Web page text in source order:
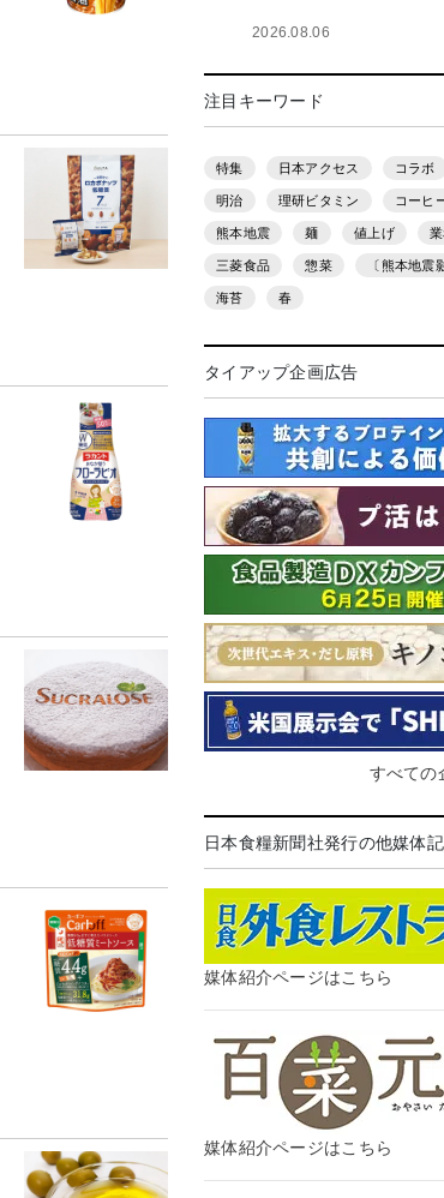
2026.08.06
注目キーワード
特集 日本アクセス コラボ
明治 理研ビタミン コーヒ
熊本地震 麺 値上げ
三菱食品 惣菜 〔熊本地震
海苔 春
タイアップ企画広告
すべての
日本食糧新聞社発行の他媒体
媒体紹介ページはこちら
媒体紹介ページはこちら